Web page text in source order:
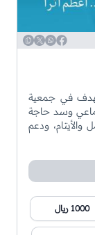
Facebook
WhatsApp
Twitter
Copy
في جمعية
وسد حاجة
والأيتام، ودعم
1000 ريال